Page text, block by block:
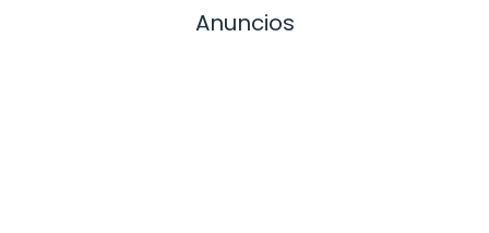
Anuncios